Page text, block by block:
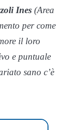
Ines (Area
per come
il loro
e puntuale
sano c’è